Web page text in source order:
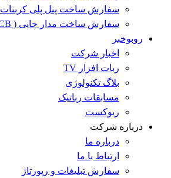
سفارش ساخت پنل پلی کربنات
سفارش ساخت مدار چاپی ( PCB )
روبوخبر
اخبار شرکت
ربات افزار TV
بلاگ تکنولوژی
مسابقات رباتیک
ربوکست
درباره شرکت
درباره ما
ارتباط با ما
سفارش تبلیغات و رپورتاژ